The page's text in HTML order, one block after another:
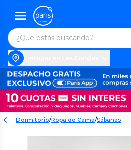
Dormitorio/Ropa de Cama/Sábanas